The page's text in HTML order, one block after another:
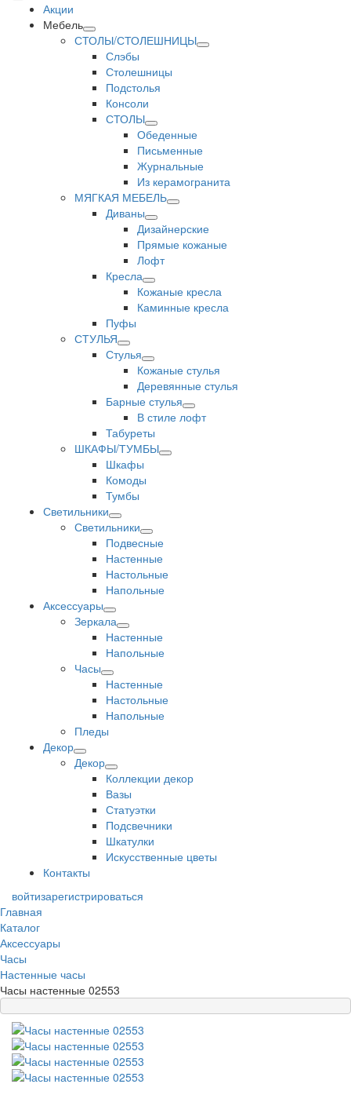
Акции
Мебель
СТОЛЫ/СТОЛЕШНИЦЫ
Слэбы
Столешницы
Подстолья
Консоли
СТОЛЫ
Обеденные
Письменные
Журнальные
Из керамогранита
МЯГКАЯ МЕБЕЛЬ
Диваны
Дизайнерские
Прямые кожаные
Лофт
Кресла
Кожаные кресла
Каминные кресла
Пуфы
СТУЛЬЯ
Стулья
Кожаные стулья
Деревянные стулья
Барные стулья
В стиле лофт
Табуреты
ШКАФЫ/ТУМБЫ
Шкафы
Комоды
Тумбы
Светильники
Светильники
Подвесные
Настенные
Настольные
Напольные
Аксессуары
Зеркала
Настенные
Напольные
Часы
Настенные
Настольные
Напольные
Пледы
Декор
Декор
Коллекции декор
Вазы
Статуэтки
Подсвечники
Шкатулки
Искусственные цветы
Контакты
войтизарегистрироваться
Главная
Каталог
Аксессуары
Часы
Настенные часы
Часы настенные 02553